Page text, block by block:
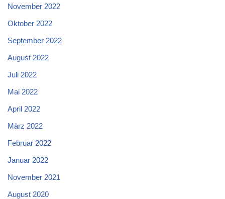
November 2022
Oktober 2022
September 2022
August 2022
Juli 2022
Mai 2022
April 2022
März 2022
Februar 2022
Januar 2022
November 2021
August 2020